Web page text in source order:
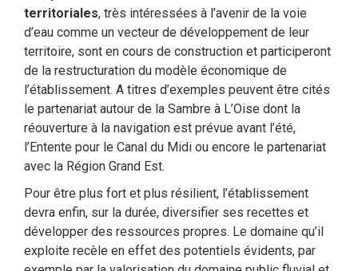
territoriales, très intéressées à l’avenir de la voie
d’eau comme un vecteur de développement de leur
territoire, sont en cours de construction et participeront
de la restructuration du modèle économique de
l’établissement. A titres d’exemples peuvent être cités
le partenariat autour de la Sambre à L’Oise dont la
réouverture à la navigation est prévue avant l’été,
l’Entente pour le Canal du Midi ou encore le partenariat
avec la Région Grand Est.
Pour être plus fort et plus résilient, l’établissement
devra enfin, sur la durée, diversifier ses recettes et
développer des ressources propres. Le domaine qu’il
exploite recèle en effet des potentiels évidents, par